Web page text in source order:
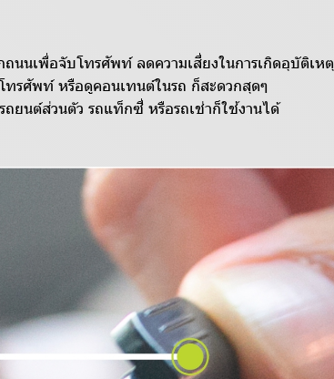
นนเพื่อจับโทรศัพท์ ลดความเสี่ยงในการเกิดอุบัติเหตุ
ทรศัพท์ หรือดูคอนเทนต์ในรถ ก็สะดวกสุดๆ
ยนต์ส่วนตัว รถแท็กซี่ หรือรถเช่าก็ใช้งานได้